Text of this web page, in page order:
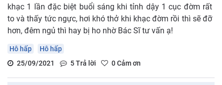
khạc 1 lần đặc biệt buổi sáng khi tỉnh dậy 1 cục đờm rất
to và thấy tức ngực, hơi khó thở khi khạc đờm rồi thì sẽ đỡ
hơn, đêm ngủ thì hay bị ho nhờ Bác Sĩ tư vấn ạ!
Hô hấp
Hô hấp
25/09/2021
5Trả lời 0Cảm ơn